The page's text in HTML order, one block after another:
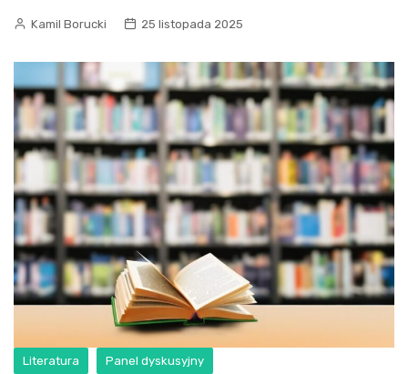
Kamil Borucki 25 listopada 2025
Literatura Panel dyskusyjny